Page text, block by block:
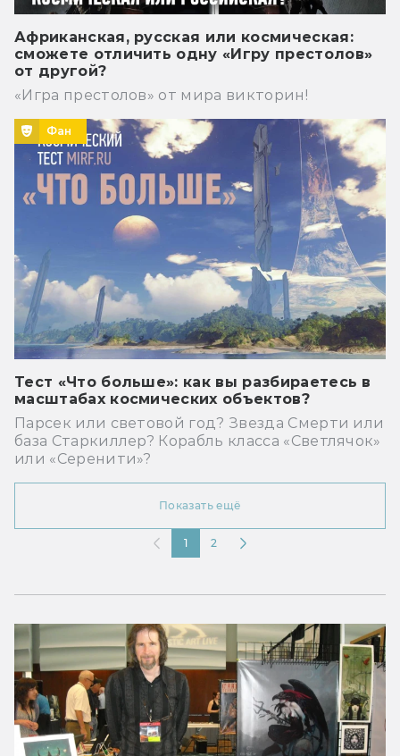
Африканская, русская или космическая:
сможете отличить одну «Игру престолов»
от другой?
«Игра престолов» от мира викторин!
Фан
Тест «Что больше»: как вы разбираетесь в
масштабах космических объектов?
Парсек или световой год? Звезда Смерти или
база Старкиллер? Корабль класса «Светлячок»
или «Серенити»?
Показать ещё
1 2